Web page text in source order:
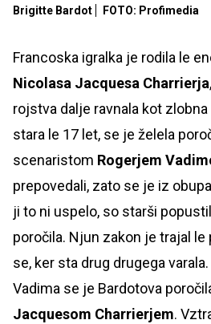
Brigitte Bardot FOTO: Profimedia
Francoska igralka je rodila le
Nicolasa Jacquesa Charrierja
rojstva dalje ravnala kot
stara le 17 let, se je želela
scenaristom Rogerjem
prepovedali, zato se je iz
ji to ni uspelo, so starši
poročila. Njun zakon je trajal le
se, ker sta drug drugega
Vadima se je Bardotova
Jacquesom Charrierjem.